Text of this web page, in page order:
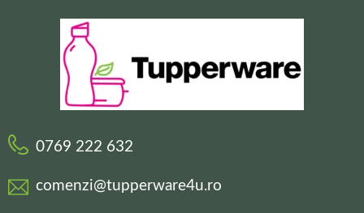
0769 222 632
comenzi@tupperware4u.ro